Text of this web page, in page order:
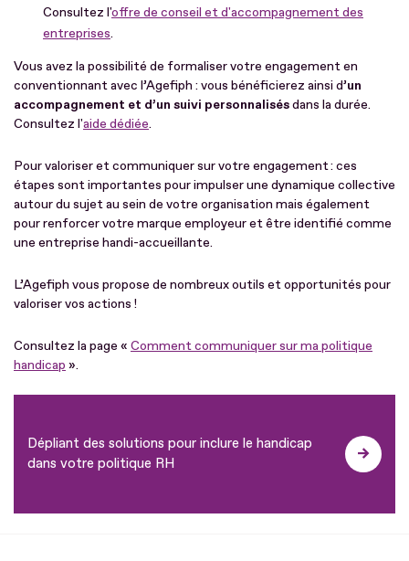
Consultez l'offre de conseil et d'accompagnement des
entreprises.
Vous avez la possibilité de formaliser votre engagement en
conventionnant avec l’Agefiph : vous bénéficierez ainsi d’un
accompagnement et d’un suivi personnalisésdans la durée.
Consultez l'aide dédiée.
Pour valoriser et communiquer sur votre engagement : ces
étapes sont importantes pour impulser une dynamique collective
autour du sujet au sein de votre organisation mais également
pour renforcer votre marque employeur et être identifié comme
une entreprise handi-accueillante.
L’Agefiph vous propose de nombreux outils et opportunités pour
valoriser vos actions !
Consultez la page « Comment communiquer sur ma politique
handicap ».
Dépliant des solutions pour inclure le handicap
dans votre politique RH